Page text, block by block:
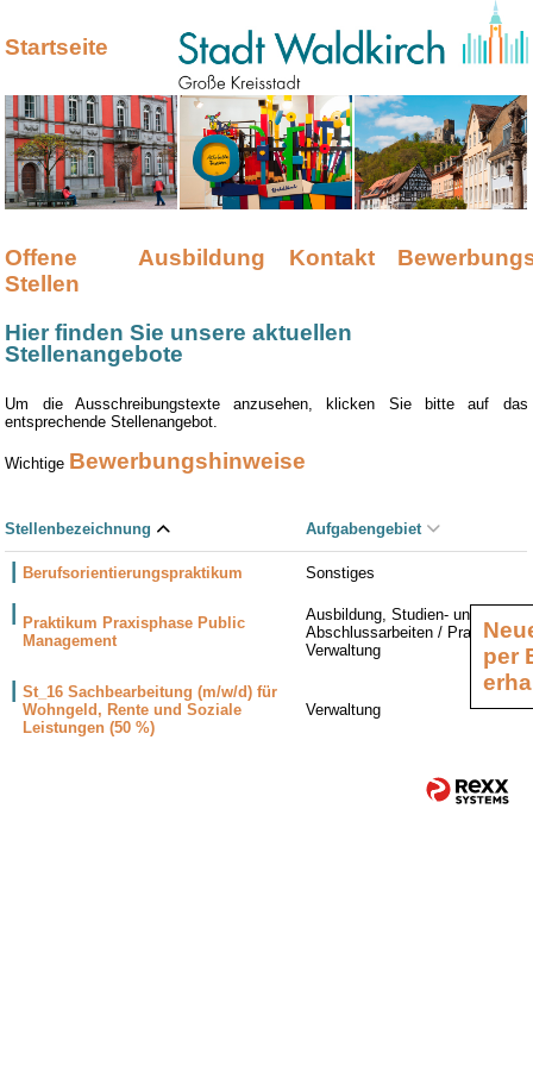
Startseite
Offene
Stellen
Ausbildung Kontakt
Hier finden Sie unsere aktuellen
Stellenangebote
Um die Ausschreibungstexte anzusehen, klicken Sie bitte auf das
entsprechende Stellenangebot.
Wichtige Bewerbungshinweise
Stellenbezeichnung Aufgabengebiet
Berufsorientierungspraktikum Sonstiges
Praktikum Praxisphase Public
Management
Ausbildung, Studien- und
Abschlussarbeiten / Praktika,
Verwaltung
St_16 Sachbearbeitung (m/w/d) für
Wohngeld, Rente und Soziale
Leistungen (50 %)
Verwaltung
per